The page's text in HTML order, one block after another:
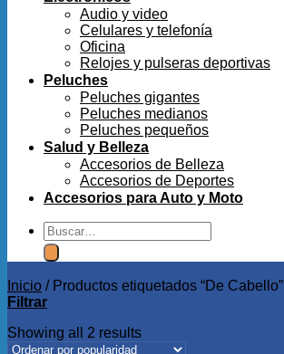
Audio y video
Celulares y telefonía
Oficina
Relojes y pulseras deportivas
Peluches
Peluches gigantes
Peluches medianos
Peluches pequeños
Salud y Belleza
Accesorios de Belleza
Accesorios de Deportes
Accesorios para Auto y Moto
Buscar
por:
Inicio /Productos etiquetados “De Cabello”
Filtrar
Showing all 2 results